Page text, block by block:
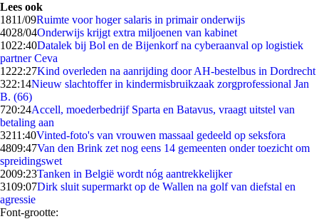
Lees ook
1811/09Ruimte voor hoger salaris in primair onderwijs
4028/04Onderwijs krijgt extra miljoenen van kabinet
1022:40Datalek bij Bol en de Bijenkorf na cyberaanval op logistiek
partner Ceva
1222:27Kind overleden na aanrijding door AH-bestelbus in Dordrecht
322:14Nieuw slachtoffer in kindermisbruikzaak zorgprofessional Jan
B. (66)
720:24Accell, moederbedrijf Sparta en Batavus, vraagt uitstel van
betaling aan
3211:40Vinted-foto's van vrouwen massaal gedeeld op seksfora
4809:47Van den Brink zet nog eens 14 gemeenten onder toezicht om
spreidingswet
2009:23Tanken in België wordt nóg aantrekkelijker
3109:07Dirk sluit supermarkt op de Wallen na golf van diefstal en
agressie
Font-grootte: